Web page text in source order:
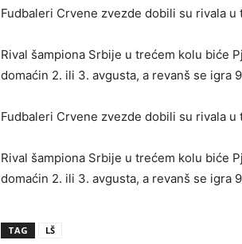
Fudbaleri Crvene zvezde dobili su rivala
Rival šampiona Srbije u trećem kolu biće
domaćin 2. ili 3. avgusta, a revanš se igra
Fudbaleri Crvene zvezde dobili su rivala
Rival šampiona Srbije u trećem kolu biće
domaćin 2. ili 3. avgusta, a revanš se igra
TAG LŠ